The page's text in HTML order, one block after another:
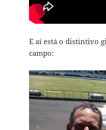
E aí está o distintivo
campo: